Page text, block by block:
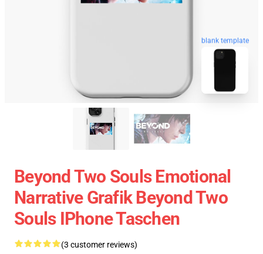
blank template
Beyond Two Souls Emotional
Narrative Grafik Beyond Two
Souls IPhone Taschen
(3 customer reviews)